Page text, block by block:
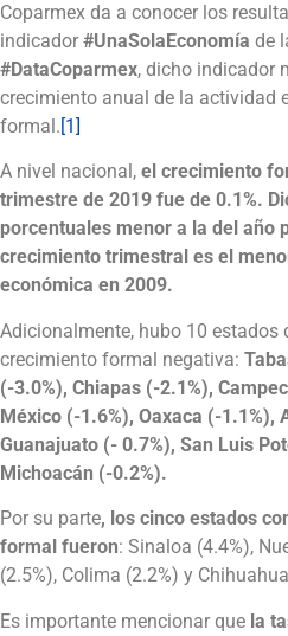
Coparmex da a conocer los
indicador #UnaSolaEconomía de
#DataCoparmex, dicho indicador
crecimiento anual de la actividad
formal.[1]
A nivel nacional, el crecimiento
trimestre de 2019 fue de 0.1%.
porcentuales menor a la del año
crecimiento trimestral es el
económica en 2009.
Adicionalmente, hubo 10 estados
crecimiento formal negativa:
(-3.0%), Chiapas (-2.1%),
México (-1.6%), Oaxaca (-1.1%),
Guanajuato (- 0.7%), San Luis
Michoacán (-0.2%).
Por su parte, los cinco estados
formal fueron: Sinaloa (4.4%),
(2.5%), Colima (2.2%) y
Es importante mencionar que la